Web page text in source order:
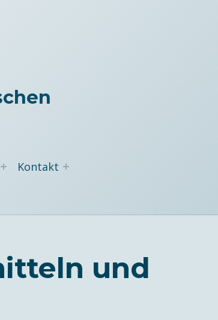
Kontakt
und